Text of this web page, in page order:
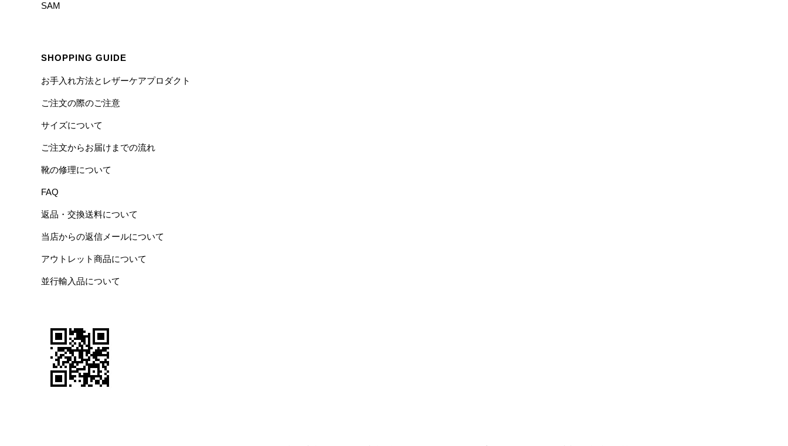
SAM
SHOPPING GUIDE
お手入れ方法とレザーケアプロダクト
ご注文の際のご注意
サイズについて
ご注文からお届けまでの流れ
靴の修理について
FAQ
返品・交換送料について
当店からの返信メールについて
アウトレット商品について
並行輸入品について